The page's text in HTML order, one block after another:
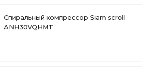
Спиральный компрессор Siam scroll
ANH30VQHMT